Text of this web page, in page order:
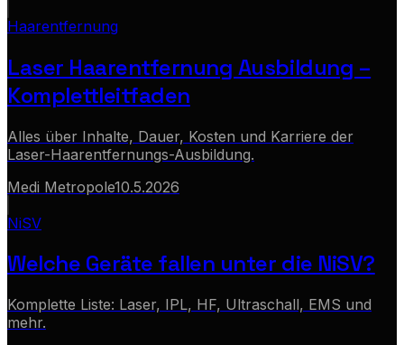
Haarentfernung
Laser Haarentfernung Ausbildung –
Komplettleitfaden
Alles über Inhalte, Dauer, Kosten und Karriere der
Laser-Haarentfernungs-Ausbildung.
Medi Metropole10.5.2026
NiSV
Welche Geräte fallen unter die NiSV?
Komplette Liste: Laser, IPL, HF, Ultraschall, EMS und
mehr.